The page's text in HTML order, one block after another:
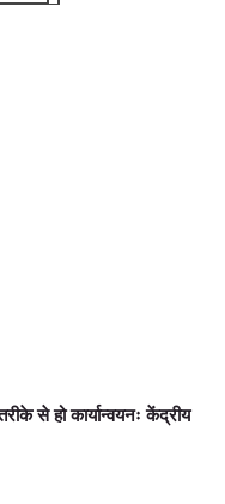
से हो कार्यान्वयनः केंद्रीय